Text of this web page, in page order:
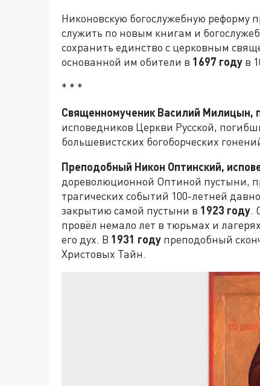
Никоновскую богослужебную
служить по новым книгам и
сохранить единство с церковным
основанной им обители в 1697 году в
* * *
Священномученик Василий Милицын,
исповедников Церкви Русской,
большевистских богоборческих
Преподобный Никон Оптинский,
дореволюционной Оптиной пустыни,
трагических событий 100-летней
закрытию самой пустыни в 1923 году.
провёл немало лет в тюрьмах и
его дух. В 1931 году преподобный
Христовых Тайн.